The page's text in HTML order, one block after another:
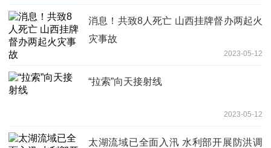
消息！共致8人死亡 山西挂牌督办两起火
灾事故
2023-05-12
“拉索”向天接射线
2023-05-12
太湖流域已全面入汛 水利部开展防洪调